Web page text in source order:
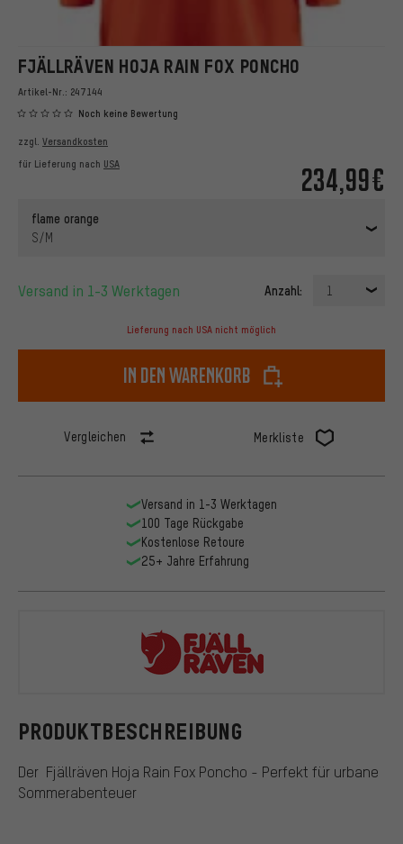
FJÄLLRÄVEN HOJA RAIN FOX PONCHO
Artikel-Nr.: 247144
Noch keine Bewertung
234,99€
zzgl. Versandkosten
für Lieferung nach USA
flame orange
S/M
Versand in 1-3 Werktagen Anzahl: 1
Lieferung nach USA nicht möglich
In den Warenkorb
Vergleichen Merkliste
PRODUKTBESCHREIBUNG
Der Fjällräven Hoja Rain Fox Poncho - Perfekt für urbane
Sommerabenteuer
Versand in 1-3 Werktagen
100 Tage Rückgabe
Kostenlose Retoure
25+ Jahre Erfahrung